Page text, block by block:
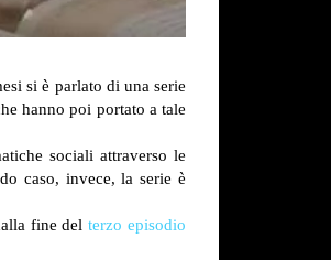
si è parlato di una serie
hanno poi portato a tale
sociali attraverso le
caso, invece, la serie è
fine delterzo episodio